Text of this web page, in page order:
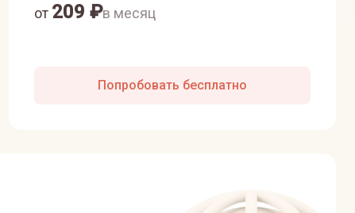
от 209 ₽в месяц
Попробовать бесплатно